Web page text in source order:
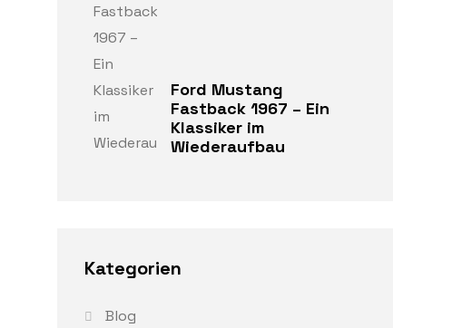
Ford Mustang
Fastback 1967 – Ein
Klassiker im
Wiederaufbau
Kategorien
Blog